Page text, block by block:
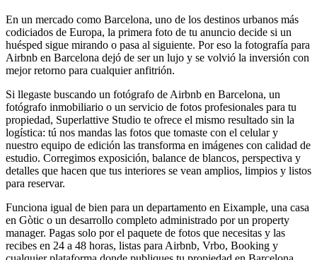
En un mercado como Barcelona, uno de los destinos urbanos más
codiciados de Europa, la primera foto de tu anuncio decide si un
huésped sigue mirando o pasa al siguiente. Por eso la fotografía para
Airbnb en Barcelona dejó de ser un lujo y se volvió la inversión con
mejor retorno para cualquier anfitrión.
Si llegaste buscando un fotógrafo de Airbnb en Barcelona, un
fotógrafo inmobiliario o un servicio de fotos profesionales para tu
propiedad, Superlattive Studio te ofrece el mismo resultado sin la
logística: tú nos mandas las fotos que tomaste con el celular y
nuestro equipo de edición las transforma en imágenes con calidad de
estudio. Corregimos exposición, balance de blancos, perspectiva y
detalles que hacen que tus interiores se vean amplios, limpios y listos
para reservar.
Funciona igual de bien para un departamento en Eixample, una casa
en Gòtic o un desarrollo completo administrado por un property
manager. Pagas solo por el paquete de fotos que necesitas y las
recibes en 24 a 48 horas, listas para Airbnb, Vrbo, Booking y